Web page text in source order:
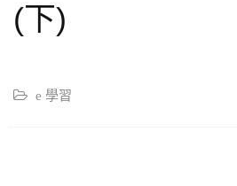
(下)
e 學習